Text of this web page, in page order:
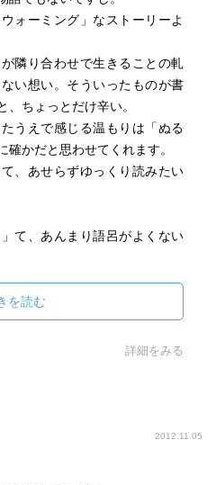
ォーミング」なストーリーよ
隣り合わせで生きることの軋
い想い。そういったものが書
ちょっとだけ辛い。
うえで感じる温もりは「ぬる
確かだと思わせてくれます。
、あせらずゆっくり読みたい
て、あんまり語呂がよくない
を読む
詳細をみる
2012.11.05